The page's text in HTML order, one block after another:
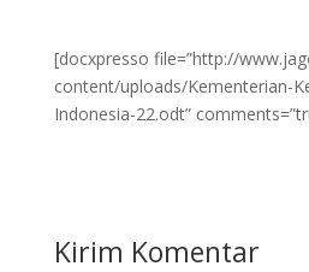
[docxpresso file=”http://
content/uploads/Kementerian-
Indonesia-22.odt”
Kirim Komentar